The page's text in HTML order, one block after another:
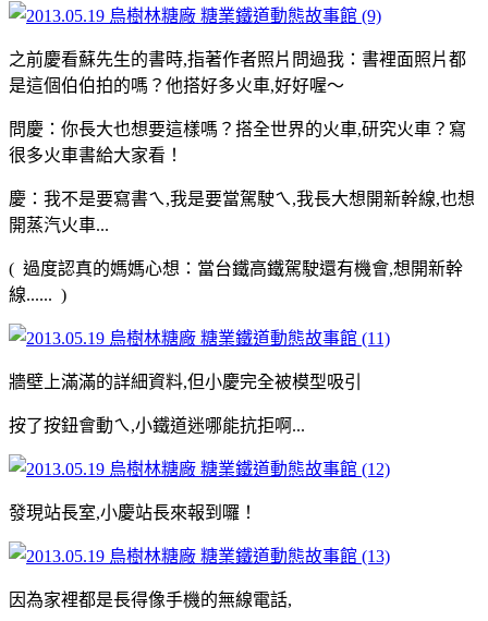
之前慶看蘇先生的書時,指著作者照片問過我：書裡面照片都
是這個伯伯拍的嗎？他搭好多火車,好好喔～
問慶：你長大也想要這樣嗎？搭全世界的火車,研究火車？寫
很多火車書給大家看！
慶：我不是要寫書ㄟ,我是要當駕駛ㄟ,我長大想開新幹線,也想
開蒸汽火車...
( 過度認真的媽媽心想：當台鐵高鐵駕駛還有機會,想開新幹
線...... )
牆壁上滿滿的詳細資料,但小慶完全被模型吸引
按了按鈕會動ㄟ,小鐵道迷哪能抗拒啊...
發現站長室,小慶站長來報到囉！
因為家裡都是長得像手機的無線電話,